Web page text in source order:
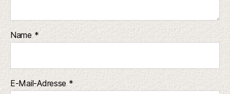
Name *
E-Mail-Adresse *